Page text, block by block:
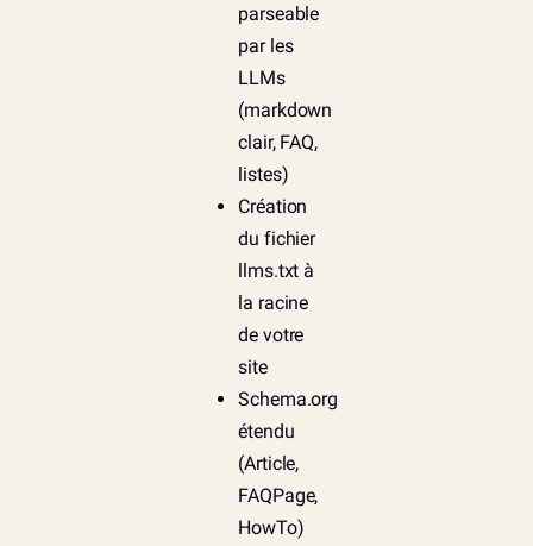
parseable
par les
LLMs
(markdown
clair, FAQ,
listes)
Création
du fichier
llms.txt à
la racine
de votre
site
Schema.org
étendu
(Article,
FAQPage,
HowTo)